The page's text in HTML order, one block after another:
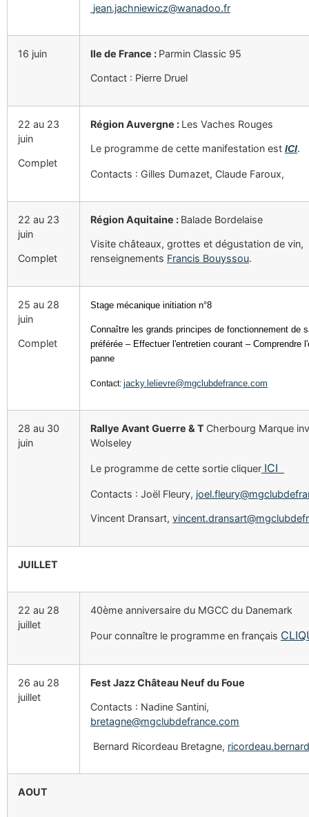
jean.jachniewicz@wanadoo.fr
16 juin Ile de France : Parmin Classic 95
Contact : Pierre Druel
22 au 23
juin
Complet
Région Auvergne : Les Vaches Rouges
Le programme de cette manifestation est ICI.
Contacts : Gilles Dumazet, Claude Faroux,
22 au 23
juin
Complet
Région Aquitaine : Balade Bordelaise
Visite châteaux, grottes et dégustation de vin,
renseignements Francis Bouyssou.
25 au 28
juin
Complet
Stage mécanique initiation n°8
Connaître les grands principes de fonctionnement de
préférée – Effectuer l'entretien courant – Comprendre
panne
Contact: jacky.lelievre@mgclubdefrance.com
28 au 30
juin
Rallye Avant Guerre & T Cherbourg Marque
Wolseley
Le programme de cette sortie cliquer ICI
Contacts : Joël Fleury,
Vincent Dransart,
JUILLET
22 au 28
juillet
40ème anniversaire du MGCC du Danemark
Pour connaître le programme en français
26 au 28
juillet
Fest Jazz Château Neuf du Foue
Contacts : Nadine Santini,
bretagne@mgclubdefrance.com
Bernard Ricordeau Bretagne,
AOUT